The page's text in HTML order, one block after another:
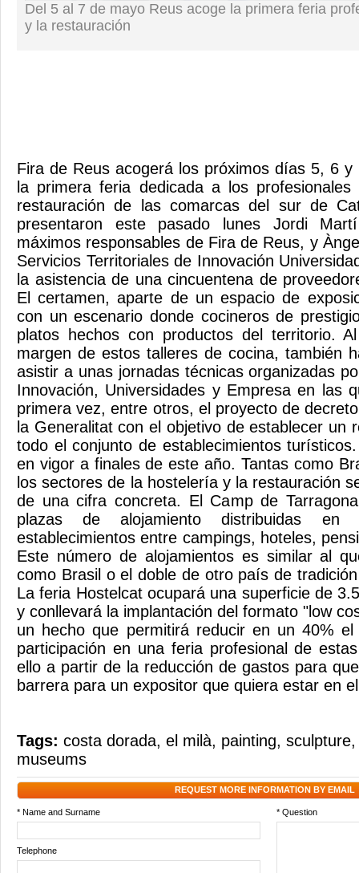
Del 5 al 7 de mayo Reus acoge la primera feria
y la restauración
Fira de Reus acogerá los próximos días 5, 6
la primera feria dedicada a los
restauración de las comarcas del sur de
presentaron este pasado lunes Jordi
máximos responsables de Fira de Reus, y
Servicios Territoriales de Innovación
la asistencia de una cincuentena de
El certamen, aparte de un espacio de
con un escenario donde cocineros de
platos hechos con productos del territorio.
margen de estos talleres de cocina, también
asistir a unas jornadas técnicas organizadas
Innovación, Universidades y Empresa en las
primera vez, entre otros, el proyecto de
la Generalitat con el objetivo de establecer un
todo el conjunto de establecimientos
en vigor a finales de este año. Tantas como
los sectores de la hostelería y la restauración
de una cifra concreta. El Camp de
plazas de alojamiento distribuidas
establecimientos entre campings, hoteles,
Este número de alojamientos es similar al
como Brasil o el doble de otro país de
La feria Hostelcat ocupará una superficie de
y conllevará la implantación del formato "low
un hecho que permitirá reducir en un 40%
participación en una feria profesional de
ello a partir de la reducción de gastos para
barrera para un expositor que quiera estar en
Tags: costa dorada, el milà, painting, sculpture
museums
REQUEST MORE INFORMATION BY EMAIL
* Name and Surname * Question
Telephone